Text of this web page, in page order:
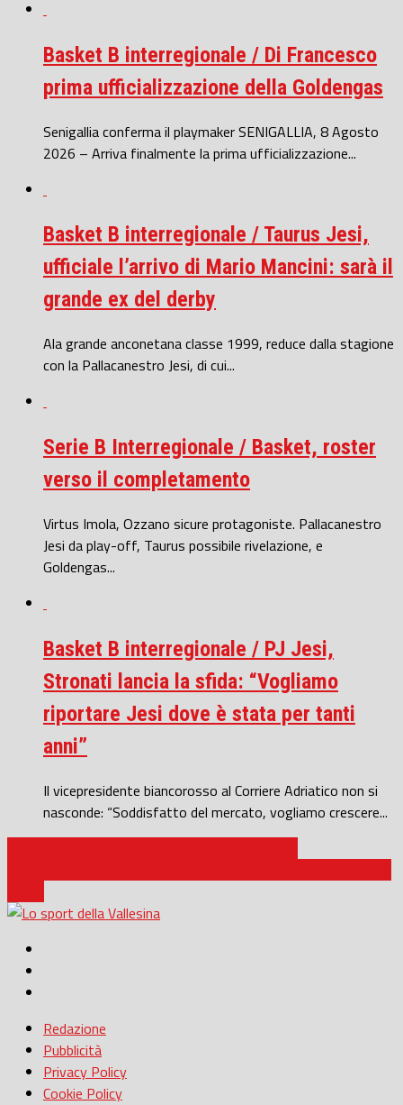
Basket B interregionale / Di Francesco
prima ufficializzazione della Goldengas
Senigallia conferma il playmaker SENIGALLIA, 8 Agosto
2026 – Arriva finalmente la prima ufficializzazione...
Basket B interregionale / Taurus Jesi,
ufficiale l’arrivo di Mario Mancini: sarà il
grande ex del derby
Ala grande anconetana classe 1999, reduce dalla stagione
con la Pallacanestro Jesi, di cui...
Serie B Interregionale / Basket, roster
verso il completamento
Virtus Imola, Ozzano sicure protagoniste. Pallacanestro
Jesi da play-off, Taurus possibile rivelazione, e
Goldengas...
Basket B interregionale / PJ Jesi,
Stronati lancia la sfida: “Vogliamo
riportare Jesi dove è stata per tanti
anni”
Il vicepresidente biancorosso al Corriere Adriatico non si
nasconde: “Soddisfatto del mercato, vogliamo crescere...
Redazione
Pubblicità
Privacy Policy
Cookie Policy